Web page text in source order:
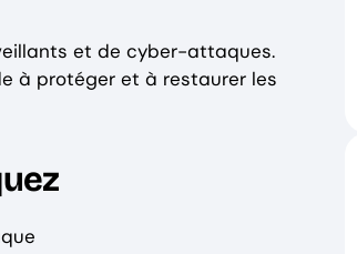
et de cyber-attaques.
à protéger et à restaurer les